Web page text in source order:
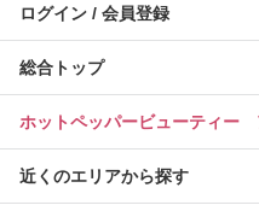
ログイン / 会員登録
総合トップ
ホットペッパービューティー
近くのエリアから探す